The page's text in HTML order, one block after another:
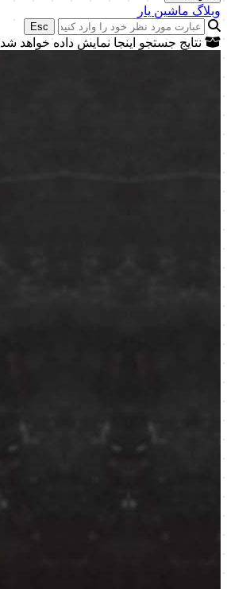
وبلاگ ماشین یار
Esc
نتایج جستجو اینجا نمایش داده خواهد شد